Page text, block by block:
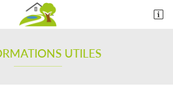

UTILES